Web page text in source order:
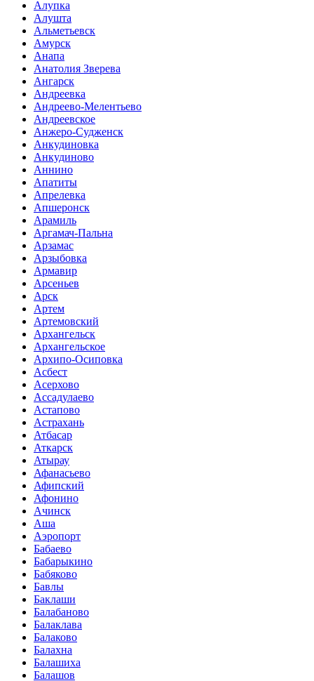
Алупка
Алушта
Альметьевск
Амурск
Анапа
Анатолия Зверева
Ангарск
Андреевка
Андреево-Мелентьево
Андреевское
Анжеро-Судженск
Анкудиновка
Анкудиново
Аннино
Апатиты
Апрелевка
Апшеронск
Арамиль
Аргамач-Пальна
Арзамас
Арзыбовка
Армавир
Арсеньев
Арск
Артем
Артемовский
Архангельск
Архангельское
Архипо-Осиповка
Асбест
Асерхово
Ассадулаево
Астапово
Астрахань
Атбасар
Аткарск
Атырау
Афанасьево
Афипский
Афонино
Ачинск
Аша
Аэропорт
Бабаево
Бабарыкино
Бабяково
Бавлы
Баклаши
Балабаново
Балаклава
Балаково
Балахна
Балашиха
Балашов